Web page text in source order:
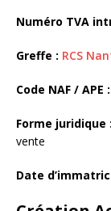
Numéro TVA
Greffe : RCS
Code NAF / APE :
Forme juridique :
vente
Date